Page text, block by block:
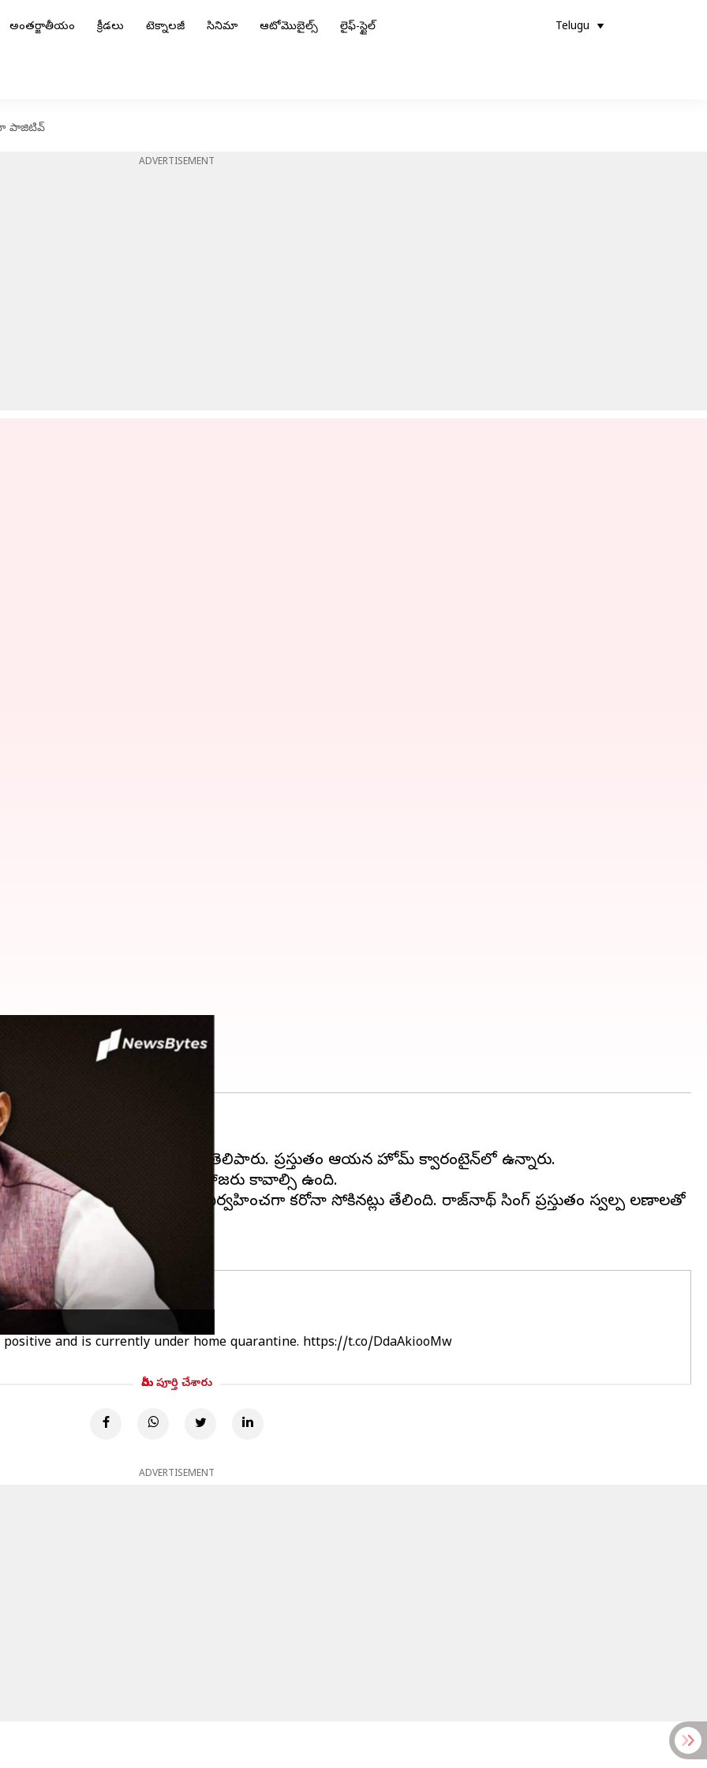
అంతర్జాతీయం క్రీడలు టెక్నాలజీ సినిమా ఆటోమొబైల్స్ లైఫ్-స్టైల్ Telugu
పాజిటివ్
ADVERTISEMENT
తేలింది.
పాజిటివ్‌గా వచ్చినట్లు వైద్యులు తెలిపారు. ప్రస్తుతం ఆయన హోమ్ క్వారంటైన్‌లో ఉన్నారు.
కమాండర్స్ కాన్ఫరెన్స్‌కు హాజరు కావాల్సి ఉంది.
ఉంది. ఈ క్రమంలో పరీక్షలు నిర్వహించగా కరోనా సోకినట్లు తేలింది. రాజ్‌నాథ్ సింగ్ ప్రస్తుతం స్వల్ప లక్షణాలతో
positive and is currently under home quarantine. https://t.co/DdaAkiooMw
మీరు పూర్తి చేశారు
ADVERTISEMENT